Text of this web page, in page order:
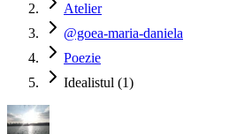
Atelier
@goea-maria-daniela
Poezie
Idealistul (1)